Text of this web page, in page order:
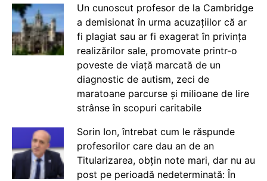
Un cunoscut profesor de la Cambridge
a demisionat în urma acuzațiilor că ar
fi plagiat sau ar fi exagerat în privința
realizărilor sale, promovate printr-o
poveste de viață marcată de un
diagnostic de autism, zeci de
maratoane parcurse și milioane de lire
strânse în scopuri caritabile
Sorin Ion, întrebat cum le răspunde
profesorilor care dau an de an
Titularizarea, obțin note mari, dar nu au
post pe perioadă nedeterminată: În